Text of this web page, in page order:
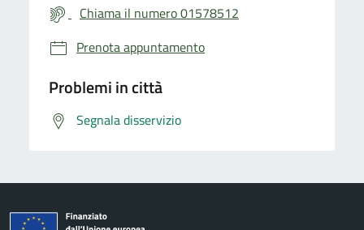
Chiama il numero 01578512
Prenota appuntamento
Problemi in città
Segnala disservizio